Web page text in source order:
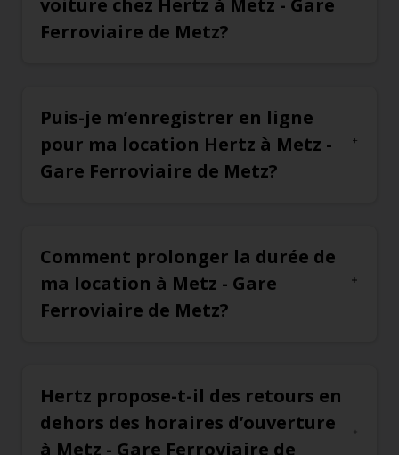
voiture chez Hertz à Metz - Gare
Ferroviaire de Metz?
Puis-je m’enregistrer en ligne
pour ma location Hertz à Metz -
Gare Ferroviaire de Metz?
Comment prolonger la durée de
ma location à Metz - Gare
Ferroviaire de Metz?
Hertz propose-t-il des retours en
dehors des horaires d’ouverture
à Metz - Gare Ferroviaire de